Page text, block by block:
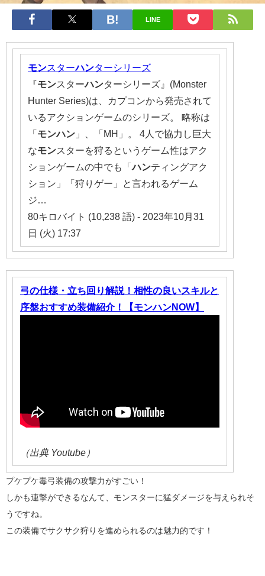
LINE
モンスターハンターシリーズ
『モンスターハンターシリーズ』(Monster
Hunter Series)は、カプコンから発売されて
いるアクションゲームのシリーズ。 略称は
「 モンハン 」、「MH」。 4人で協力し巨大
なモンスターを狩るというゲーム性はアク
ションゲームの中でも「 ハンティングアク
ション」「狩りゲー」と言われるゲーム
ジ…
80キロバイト (10,238 語) - 2023年10月31
日 (火) 17:37
弓の仕様・立ち回り解説！相性の良いスキルと
序盤おすすめ装備紹介！【モンハンNOW】
（出典 Youtube）
プケプケ毒弓装備の攻撃力がすごい！
しかも連撃ができるなんて、モンスターに猛ダメージを与えられそ
うですね。
この装備でサクサク狩りを進められるのは魅力的です！